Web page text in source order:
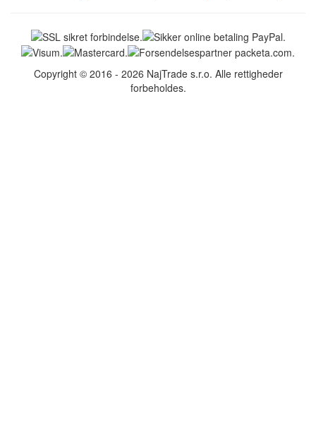
Copyright © 2016 - 2026 NajTrade s.r.o. Alle rettigheder
forbeholdes.